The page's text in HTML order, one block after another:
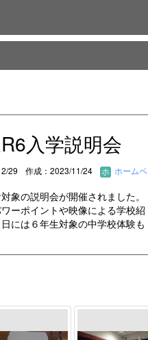
入学説明会
29 作成：2023/11/24
ホームペ
象の説明会が開催されました。
ーポイントや映像による学校紹
には６年生対象の中学校体験も